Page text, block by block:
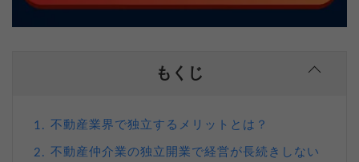
もくじ
1. 不動産業界で独立するメリットとは？
2. 不動産仲介業の独立開業で経営が長続きしない